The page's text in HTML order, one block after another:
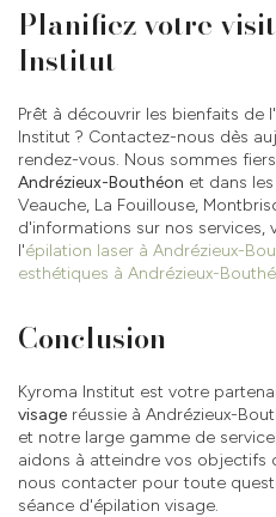
Planifiez votre
Institut
Prêt à découvrir les bienfaits de
Institut ? Contactez-nous dès
rendez-vous. Nous sommes
Andrézieux-Bouthéon et dans
Veauche, La Fouillouse,
d'informations sur nos services,
l'épilation laser à Andrézieux-
esthétiques à Andrézieux-
Conclusion
Kyroma Institut est votre
visage réussie à Andrézieux-
et notre large gamme de
aidons à atteindre vos objectifs
nous contacter pour toute
séance d'épilation visage.